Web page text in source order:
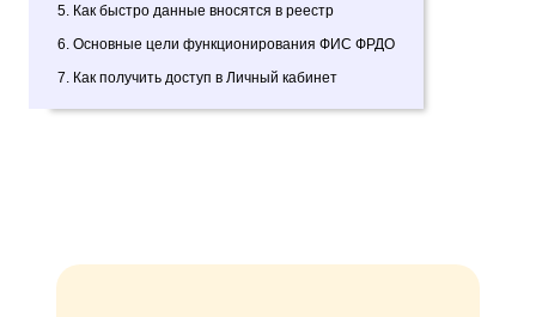
5. Как быстро данные вносятся в реестр
6. Основные цели функционирования ФИС ФРДО
7. Как получить доступ в Личный кабинет